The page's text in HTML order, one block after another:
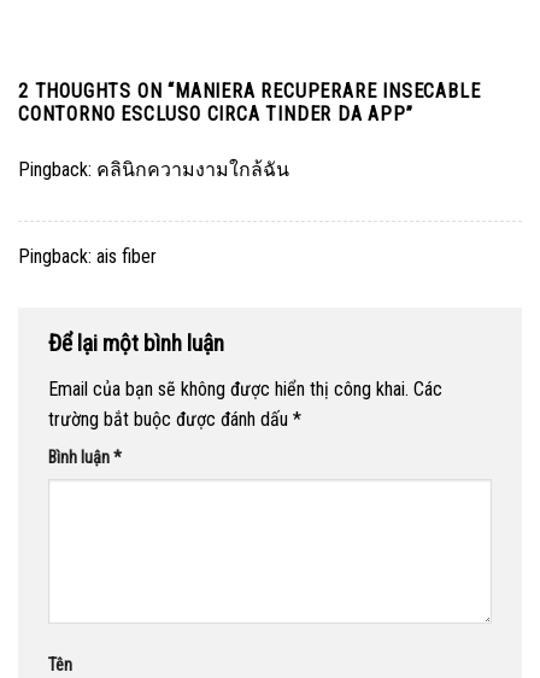
2 THOUGHTS ON “ MANIERA RECUPERARE INSECABLE
CONTORNO ESCLUSO CIRCA TINDER DA APP”
Pingback: คลินิกความงามใกล้ฉัน
Pingback: ais fiber
Để lại một bình luận
Email của bạn sẽ không được hiển thị công khai. Các
trường bắt buộc được đánh dấu *
Bình luận*
Tên